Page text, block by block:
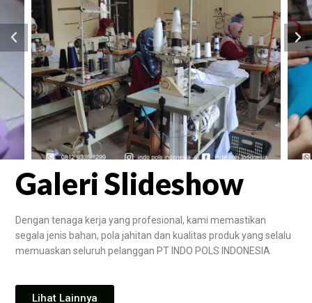
Galeri Slideshow
Dengan tenaga kerja yang profesional, kami memastikan
segala jenis bahan, pola jahitan dan kualitas produk yang selalu
memuaskan seluruh pelanggan PT INDO POLS INDONESIA
Lihat Lainnya